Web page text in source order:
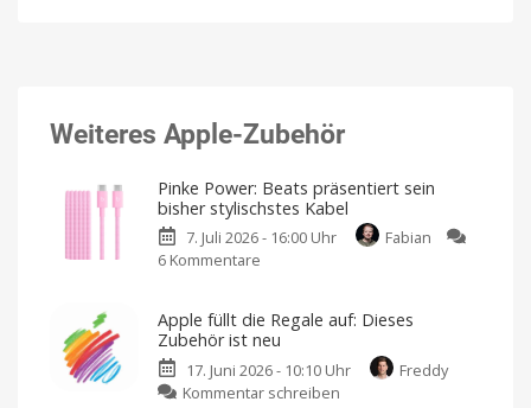
Weiteres Apple-Zubehör
Pinke Power: Beats präsentiert sein
bisher stylischstes Kabel
7. Juli 2026 - 16:00 Uhr
Fabian
6 Kommentare
Beats
präsentiert
sein
bisher
Apple füllt die Regale auf: Dieses
Zubehör ist neu
17. Juni 2026 - 10:10 Uhr
Freddy
Kommentar schreiben